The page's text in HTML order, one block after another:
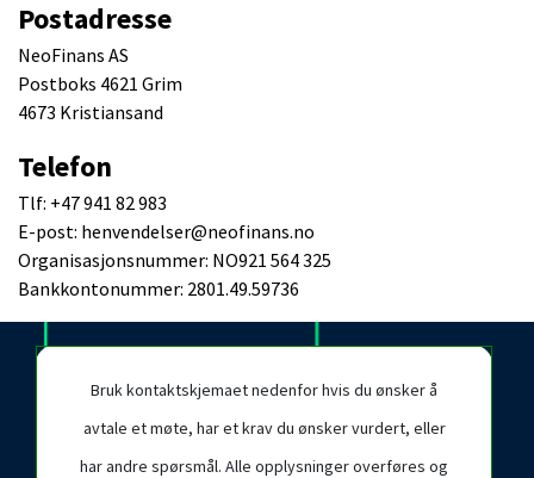
Postadresse
NeoFinans AS
Postboks 4621 Grim
4673 Kristiansand
Telefon
Tlf: +47 941 82 983
E-post: henvendelser@neofinans.no
Organisasjonsnummer: NO921 564 325
Bankkontonummer: 2801.49.59736
Bruk kontaktskjemaet nedenfor hvis du ønsker å
avtale et møte, har et krav du ønsker vurdert, eller
har andre spørsmål. Alle opplysninger overføres og